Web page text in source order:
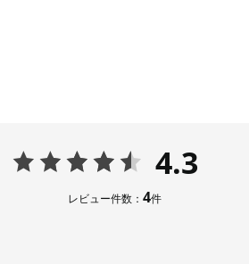
4.3
レビュー件数： 4件